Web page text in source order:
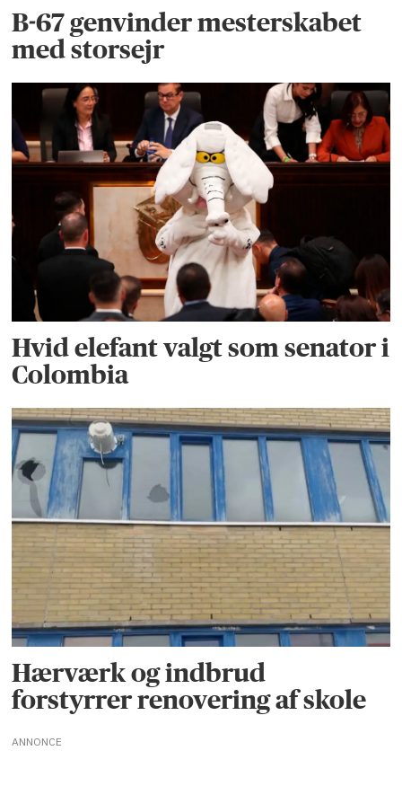
B-67 genvinder mesterskabet
med storsejr
Hvid elefant valgt som senator i
Colombia
Hærværk og indbrud
forstyrrer renovering af skole
ANNONCE